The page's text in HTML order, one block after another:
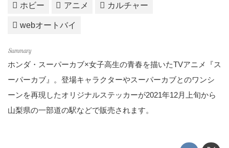
ホビー アニメ カルチャー
webオートバイ
ホンダ・スーパーカブ×女子高生の青春を描いたTVアニメ『ス
ーパーカブ』。登場キャラクターやスーパーカブとのワンシ
ーンを再現したオリジナルステッカーが2021年12月上旬から
山梨県の一部道の駅などで販売されます。